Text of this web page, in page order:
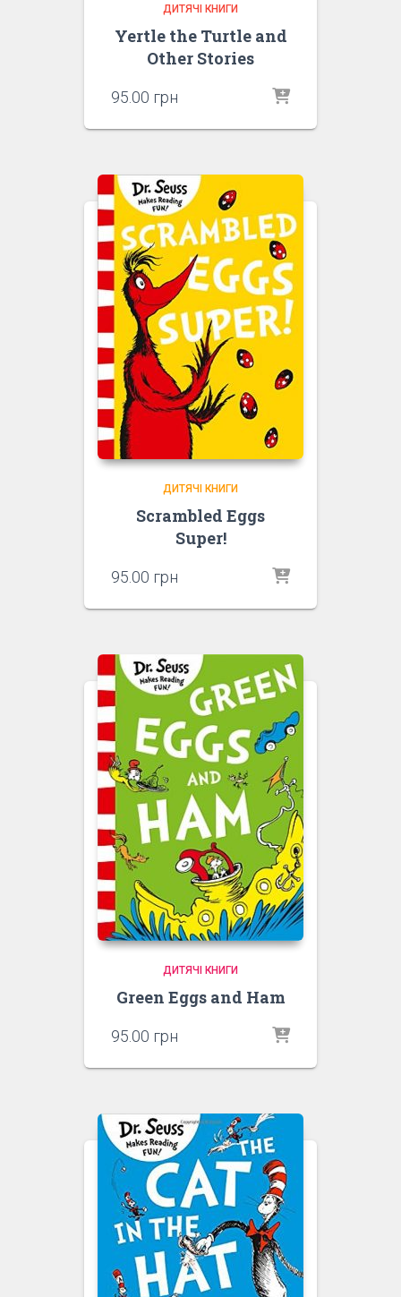
ДИТЯЧІ КНИГИ
Yertle the Turtle and
Other Stories
95.00 грн
ДИТЯЧІ КНИГИ
Scrambled Eggs
Super!
95.00 грн
ДИТЯЧІ КНИГИ
Green Eggs and Ham
95.00 грн